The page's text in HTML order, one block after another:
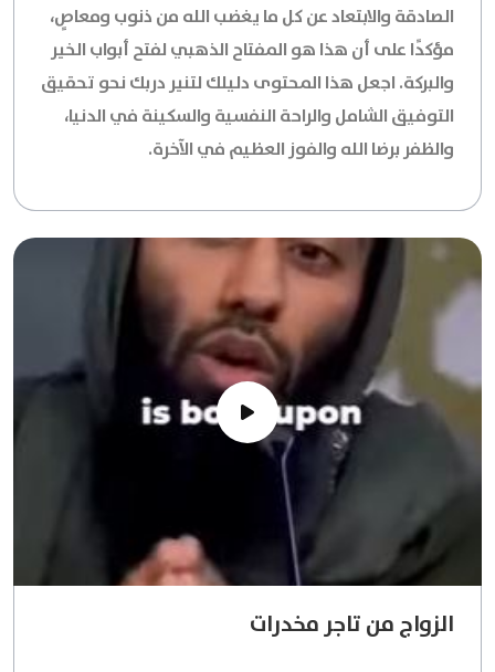
الصادقة والابتعاد عن كل ما يغضب الله من ذنوب ومعاصٍ،
مؤكدًا على أن هذا هو المفتاح الذهبي لفتح أبواب الخير
والبركة. اجعل هذا المحتوى دليلك لتنير دربك نحو تحقيق
التوفيق الشامل والراحة النفسية والسكينة في الدنيا،
والظفر برضا الله والفوز العظيم في الآخرة.
الزواج من تاجر مخدرات